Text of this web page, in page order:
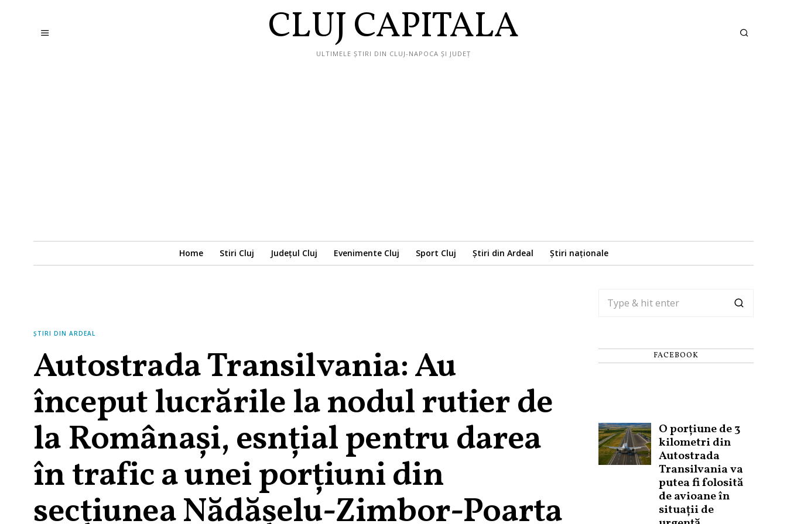
CLUJ CAPITALA
ULTIMELE ȘTIRI DIN CLUJ-NAPOCA ȘI JUDEȚ
Home Stiri Cluj Județul Cluj Evenimente Cluj Sport Cluj Știri din Ardeal Știri naționale
ȘTIRI DIN ARDEAL
Autostrada Transilvania: Au
început lucrările la nodul rutier de
la Românași, esnțial pentru darea
în trafic a unei porțiuni din
secțiunea Nădășelu-Zimbor-Poarta
FACEBOOK
O porțiune de 3
kilometri din
Autostrada
Transilvania va
putea fi folosită
de avioane în
situații de